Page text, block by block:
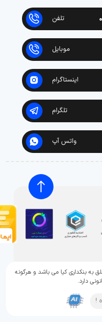
تلفن
موبایل
اینستاگرام
تلگرام
واتس آپ
به بنکداری کیا می باشد و هرگونه
دارد.
!